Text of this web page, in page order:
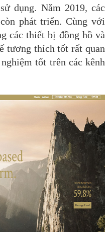
dụng. Năm 2019, các
phát triển. Cùng với
các thiết bị đồng hồ và
tương thích tốt rất quan
tốt trên các kênh